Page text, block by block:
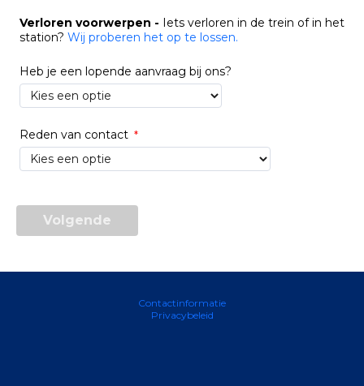
Verloren voorwerpen - Iets verloren in de trein of in het
station? Wij proberen het op te lossen.
Heb je een lopende aanvraag bij ons?
Reden van contact
Contactinformatie
Privacybeleid